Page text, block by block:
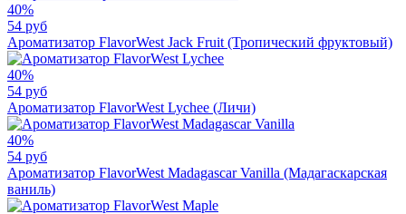
40%
54 руб
Ароматизатор FlavorWest Jack Fruit (Тропический фруктовый)
40%
54 руб
Ароматизатор FlavorWest Lychee (Личи)
40%
54 руб
Ароматизатор FlavorWest Madagascar Vanilla (Мадагаскарская
ваниль)